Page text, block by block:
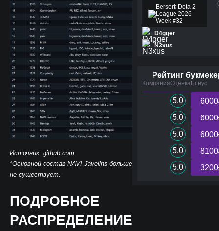
Источник: github.com.
*Основной состав NAVI Javelins больше
не существует.
ПОДРОБНОЕ
РАСПРЕДЕЛЕНИЕ
Berserk Dota 2
League 2026
Week #32
D4gger
N3xus
Рейтинг
КомпанияОценкаБонус
5.0
5.0
5.0
5.0
5.0